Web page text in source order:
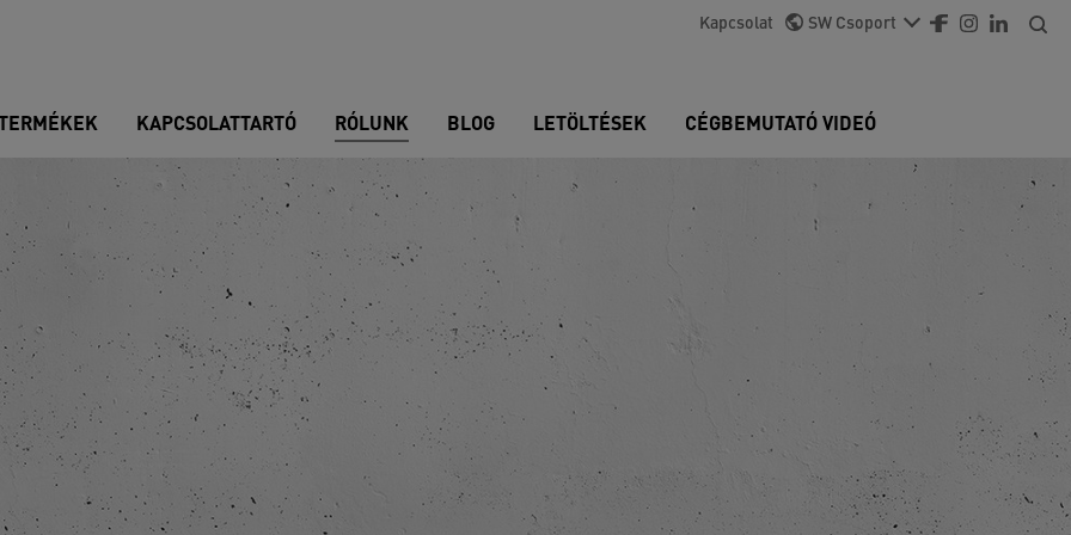
Kapcsolat SW Csoport
KAPCSOLATTARTÓ RÓLUNK BLOG LETÖLTÉSEK CÉGBEMUTATÓ VIDEÓ